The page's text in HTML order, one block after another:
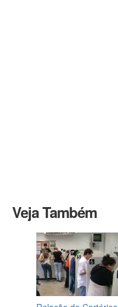
Veja Também